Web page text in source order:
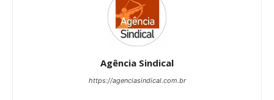
Agência Sindical
https://agenciasindical.com.br